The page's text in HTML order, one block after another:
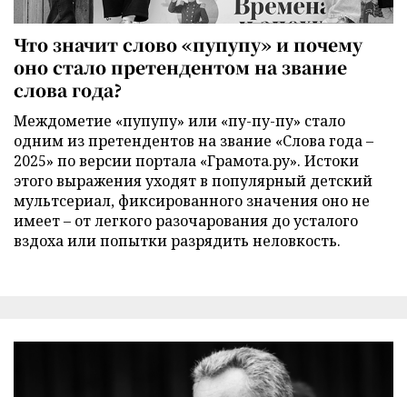
Что значит слово «пупупу» и почему
оно стало претендентом на звание
слова года?
Междометие «пупупу» или «пу-пу-пу» стало
одним из претендентов на звание «Слова года –
2025» по версии портала «Грамота.ру». Истоки
этого выражения уходят в популярный детский
мультсериал, фиксированного значения оно не
имеет – от легкого разочарования до усталого
вздоха или попытки разрядить неловкость.